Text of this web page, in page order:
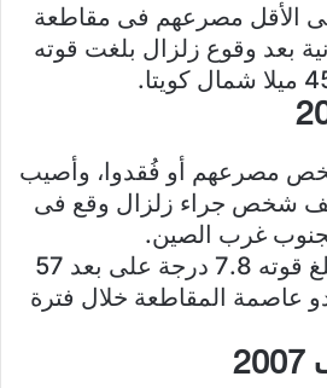
على الأقل مصرعهم فى مقاطعة
بعد وقوع زلزال بلغت قوته
ألف شخص مصرعهم أو فُقدوا، وأصيب
يقرب من 370 ألف شخص جراء زلزال وقع فى
غرب الصين.
وقع الزلزال الذى تبلغ قوته 7.8 درجة على بعد 57
عاصمة المقاطعة خلال فترة